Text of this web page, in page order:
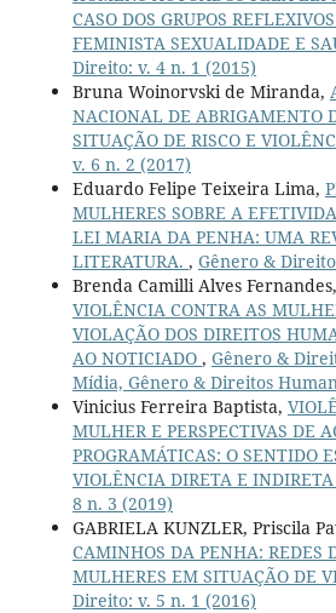
CASO DOS GRUPOS
FEMINISTA SEXUALIDADE E
Direito: v. 4 n. 1 (2015)
Bruna Woinorvski de Miranda,
NACIONAL DE ABRIGAMENTO
SITUAÇÃO DE RISCO E
v. 6 n. 2 (2017)
Eduardo Felipe Teixeira Lima,
MULHERES SOBRE A
LEI MARIA DA PENHA: UMA
LITERATURA. , Gênero &
Brenda Camilli Alves
VIOLÊNCIA CONTRA AS
VIOLAÇÃO DOS DIREITOS
AO NOTICIADO , Gênero &
Mídia, Gênero & Direitos
Vinicius Ferreira Baptista,
MULHER E PERSPECTIVAS DE
PROGRAMÁTICAS: O SENTIDO
VIOLÊNCIA DIRETA E INDIRETA
8 n. 3 (2019)
GABRIELA KUNZLER, Priscila
CAMINHOS DA PENHA: REDES
MULHERES EM SITUAÇÃO DE
Direito: v. 5 n. 1 (2016)